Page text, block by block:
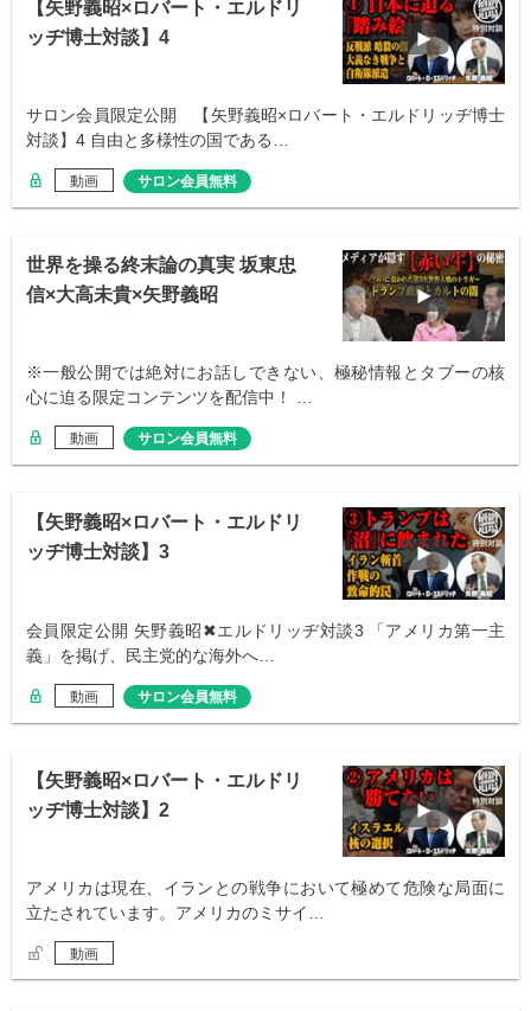
【矢野義昭×ロバート・エルドリ
ッヂ博士対談】4
サロン会員限定公開 【矢野義昭×ロバート・エルドリッヂ博士
対談】4 自由と多様性の国である…
動画 サロン会員無料
世界を操る終末論の真実 坂東忠
信×大高未貴×矢野義昭
※一般公開では絶対にお話しできない、極秘情報とタブーの核
心に迫る限定コンテンツを配信中！ …
動画 サロン会員無料
【矢野義昭×ロバート・エルドリ
ッヂ博士対談】3
会員限定公開 矢野義昭✖︎エルドリッヂ対談3 「アメリカ第一主
義」を掲げ、民主党的な海外へ…
動画 サロン会員無料
【矢野義昭×ロバート・エルドリ
ッヂ博士対談】2
アメリカは現在、イランとの戦争において極めて危険な局面に
立たされています。アメリカのミサイ…
動画